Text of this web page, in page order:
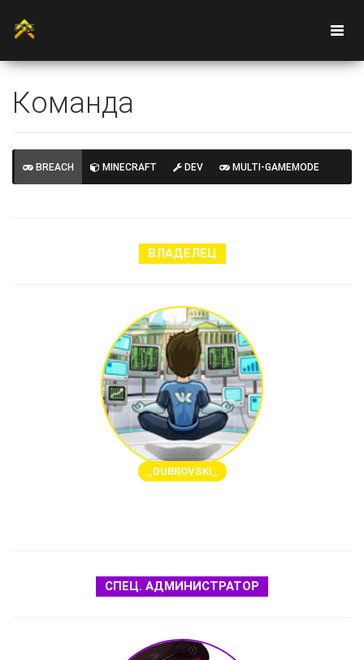
Команда
BREACH MINECRAFT DEV MULTI-GAMEMODE
ВЛАДЕЛЕЦ
_DUBROVSKI_
СПЕЦ. АДМИНИСТРАТОР